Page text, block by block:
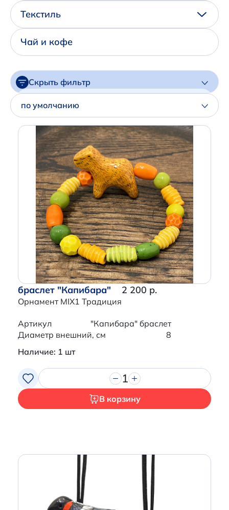
Написать нам в Телеграм
+7 (925) 294-91-85
,
+7 (926) 702-09-76
Текстиль
Чай и кофе
Скрыть фильтр
Артикул
Производитель
по умолчанию
браслет "Капибара"
Орнамент MIX1 Традиция
2 200 р.
Артикул
"Капибара" браслет
Диаметр внешний, см
8
Наличие: 1 шт
1
В корзину